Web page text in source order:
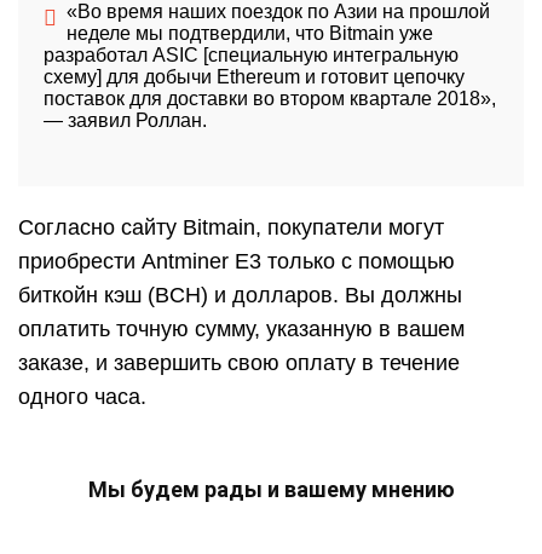
«Во время наших поездок по Азии на прошлой
неделе мы подтвердили, что Bitmain уже
разработал ASIC [специальную интегральную
схему] для добычи Ethereum и готовит цепочку
поставок для доставки во втором квартале 2018»,
— заявил Роллан.
Согласно сайту Bitmain, покупатели могут
приобрести Antminer E3 только с помощью
биткойн кэш (BCH) и долларов. Вы должны
оплатить точную сумму, указанную в вашем
заказе, и завершить свою оплату в течение
одного часа.
Мы будем рады и вашему мнению